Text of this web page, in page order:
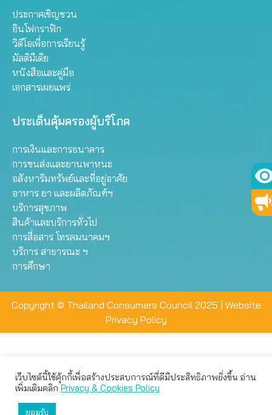
ประกาศเชิญชวน
อินโฟกราฟิก
วิดีโอเพื่อการเรียนรู้
มัลติมีเดีย
หนังสือและคู่มือ
เอกสารเผยแพร่
ประเด็นคุ้มครองผู้บริโภค
การเงินและการธนาคาร
การขนส่งและยานพาหนะ
อสังหาริมทรัพย์และที่อยู่อาศัย
อาหาร ยา และผลิตภัณฑ์ฯ
บริการสุขภาพ
สินค้าและบริการทั่วไป
การสื่อสาร โทรคมนาคมฯ
บริการ สาธารณะ ฯ
การศึกษา
Copyright © Thailand Consumers Council 2025 | Website
Privacy Policy
เว็บไซต์นี้ใช้คุ้กกี้เพื่อสร้างประสบการณ์ที่ดีมีประสิทธิภาพยิ่งขึ้น อ่าน
เพิ่มเติมคลิกPrivacy & Cookies Policy
ยอมรับ
เว็บไซต์นี้ใช้คุกกี้เพื่อมอบประสบการณ์การใช้งานที่ดีให้แก่ท่าน คุณ
สามารถเลือกตั้งค่าความเป็นส่วนตัวได้